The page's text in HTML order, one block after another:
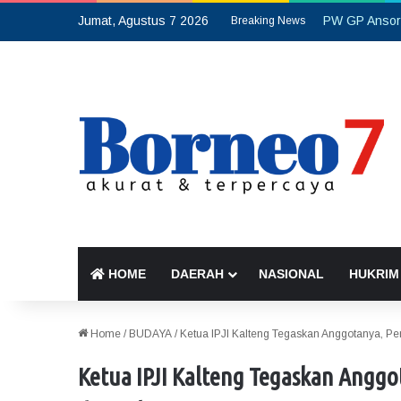
Jumat, Agustus 7 2026 Breaking News
HOME DAERAH NASIONAL HUKRIM
Home / BUDAYA / Ketua IPJI Kalteng Tegaskan Anggotanya,
Ketua IPJI Kalteng Tegaskan